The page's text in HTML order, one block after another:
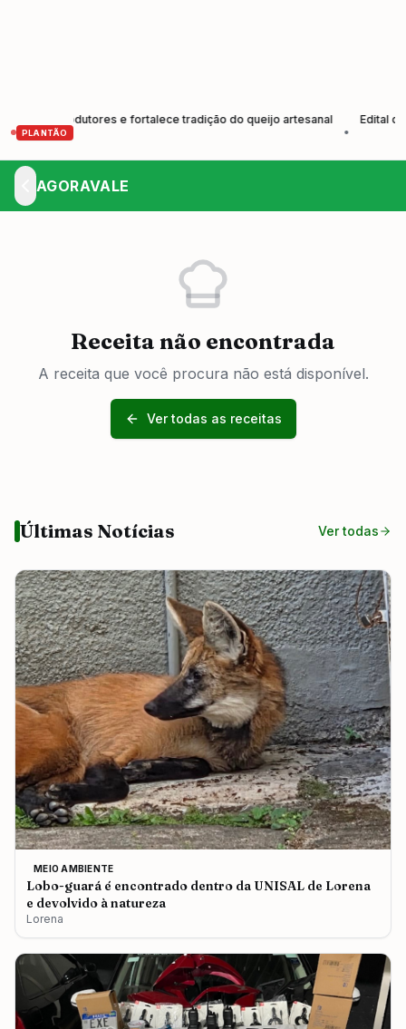
PLANTÃO
de produtores e fortalece tradição do queijo artesanal
Edital de
AGORAVALE
Receita não encontrada
A receita que você procura não está disponível.
Ver todas as receitas
Últimas Notícias Ver todas
MEIO AMBIENTE
Lobo-guará é encontrado dentro da UNISAL de Lorena
e devolvido à natureza
Lorena